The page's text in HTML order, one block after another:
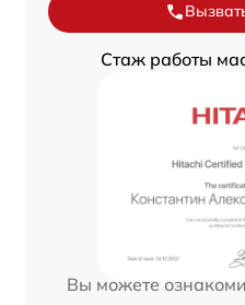
Стаж работы
Вы можете